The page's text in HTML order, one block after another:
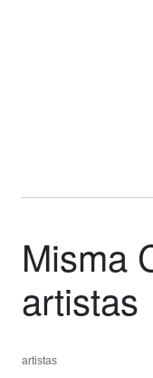
Misma
artistas
artistas
artistas